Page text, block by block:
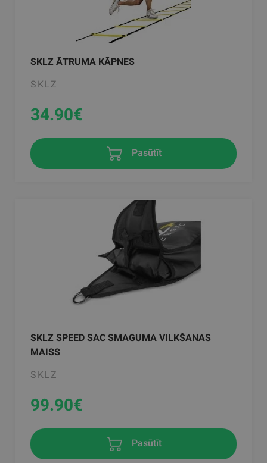
SKLZ ĀTRUMA KĀPNES
SKLZ
34.90€
Pasūtīt
SKLZ SPEED SAC SMAGUMA VILKŠANAS
MAISS
SKLZ
99.90€
Pasūtīt